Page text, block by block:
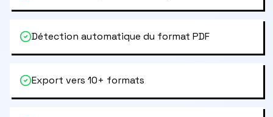
Détection automatique du format PDF
Export vers 10+ formats